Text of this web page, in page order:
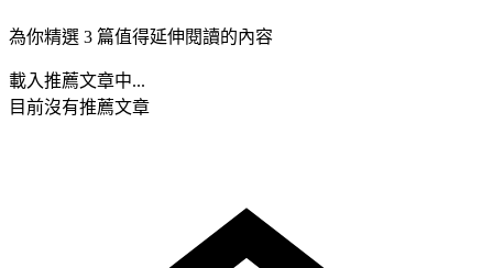
為你精選 3 篇值得延伸閱讀的內容
載入推薦文章中...
目前沒有推薦文章